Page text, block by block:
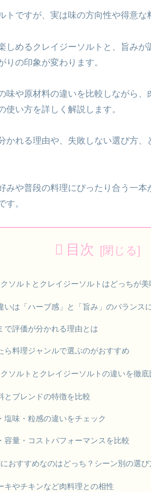
トですが、実は味の方向性や得意な
しめるクレイジーソルトと、旨みが
りの印象が変わります。
味や原材料の違いを比較しながら
使い方を詳しく解説します。
かれる理由や、失敗しない選び方
みや普段の料理にぴったり合う一
す。
目次
ソルトとクレイジーソルトはどっちが
いは「ハーブ感」と「旨み」のバランス
で評価が分かれる理由とは
ら料理ジャンルで選ぶのがおすすめ
ソルトとクレイジーソルトの違いを徹底
とブレンドの特徴を比較
塩味・粒感の違いをチェック
容量・コストパフォーマンスを比較
おすすめなのはどっち？シーン別の選び
キやチキンなど肉料理との相性